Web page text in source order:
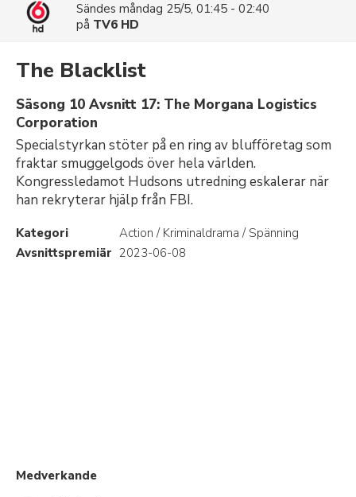
Sändes måndag 25/5, 01:45 - 02:40
på TV6 HD
The Blacklist
Säsong 10 Avsnitt 17: The Morgana Logistics
Corporation
Specialstyrkan stöter på en ring av blufföretag som
fraktar smuggelgods över hela världen.
Kongressledamot Hudsons utredning eskalerar när
han rekryterar hjälp från FBI.
Kategori
Action / Kriminaldrama / Spänning
Avsnittspremiär 2023-06-08
Medverkande